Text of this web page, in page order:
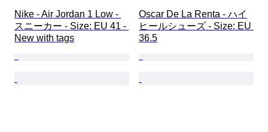
Nike - Air Jordan 1 Low -
スニーカー - Size: EU 41 -
New with tags
Oscar De La Renta - ハイ
ヒールシューズ - Size: EU
36.5